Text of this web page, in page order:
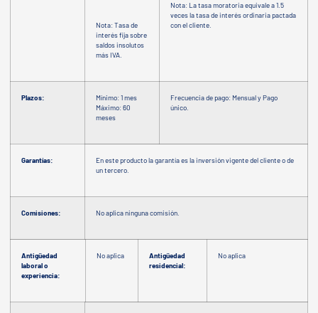
Nota: Tasa de
interés fija sobre
saldos insolutos
más IVA.
Nota: La tasa moratoria equivale a 1.5
veces la tasa de interés ordinaria pactada
con el cliente.
Plazos:
Mínimo: 1 mes
Máximo: 60
meses
Frecuencia de pago: Mensual y Pago
único.
Garantías:
En este producto la garantía es la inversión vigente del cliente o de
un tercero.
Comisiones: No aplica ninguna comisión.
Antigüedad
laboral o
experiencia:
No aplica
Antigüedad
residencial:
No aplica